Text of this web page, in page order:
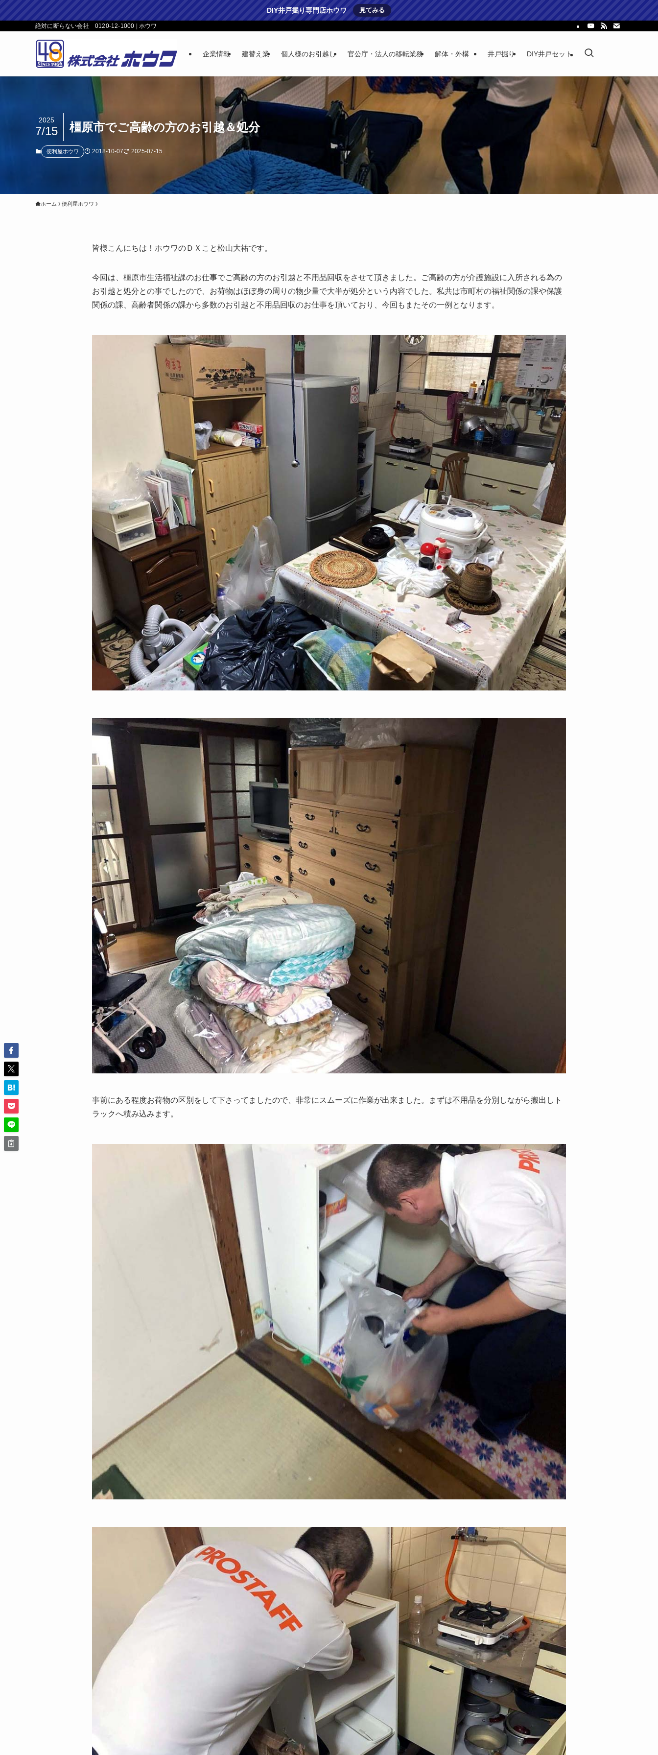
DIY井戸掘り専門店ホウワ 見てみる
絶対に断らない会社 0120-12-1000 | ホウワ
企業情報 建替え業 個人様のお引越し 官公庁・法人の移転業務 解体・外構 井戸掘り DIY井戸セット
橿原市でご高齢の方のお引越＆処分
2025
7/15
便利屋ホウワ 2018-10-07 2025-07-15
ホーム 便利屋ホウワ
皆様こんにちは！ホウワのＤＸこと松山大祐です。
今回は、橿原市生活福祉課のお仕事でご高齢の方のお引越と不用品回収をさせて頂きました。ご高齢の方が介護施設に入所される為の
お引越と処分との事でしたので、お荷物はほぼ身の周りの物少量で大半が処分という内容でした。私共は市町村の福祉関係の課や保護
関係の課、高齢者関係の課から多数のお引越と不用品回収のお仕事を頂いており、今回もまたその一例となります。
事前にある程度お荷物の区別をして下さってましたので、非常にスムーズに作業が出来ました。まずは不用品を分別しながら搬出しト
ラックへ積み込みます。